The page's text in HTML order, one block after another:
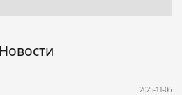
Новости
2025-11-06